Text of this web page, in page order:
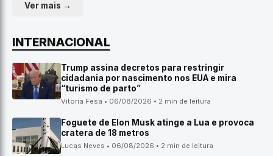
Ver mais →
INTERNACIONAL
Trump assina decretos para restringir
cidadania por nascimento nos EUA e mira
“turismo de parto”
Vitoria Fesa • 06/08/2026 • 2 min de leitura
Foguete de Elon Musk atinge a Lua e provoca
cratera de 18 metros
Lucas Neves • 06/08/2026 • 2 min de leitura